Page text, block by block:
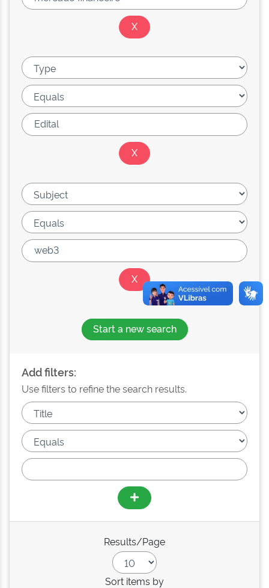
Start a new search
Add filters:
Use filters to refine the search results.
Results/Page
Sort items by